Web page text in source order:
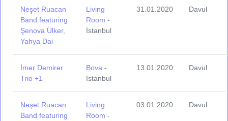
Neşet Ruacan
Band featuring
Şenova Ülker,
Yahya Dai
Living
Room -
İstanbul
31.01.2020 Davul
İmer Demirer
Trio +1
Bova -
İstanbul
13.01.2020 Davul
Neşet Ruacan
Band featuring
Living
Room -
03.01.2020 Davul